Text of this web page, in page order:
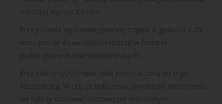
roboczej wynosi 3,5 mm.
Frez posiada wystandaryzowany trzpień o grubości 2,35
mm i pasuje do wszystkich rodzajów frezarek
podologicznych oraz kosmetycznych.
Frez należy czyścić specjalną przeznaczoną do tego
szczoteczką. W celu przedłużenia żywotności instrumentu
nie należy stosować szczoteczek metalowych.